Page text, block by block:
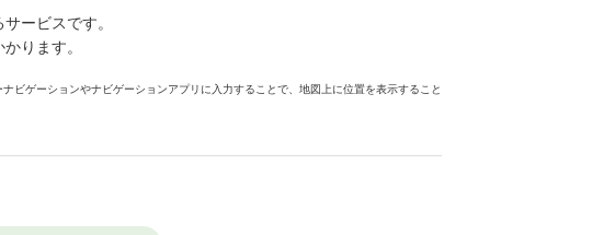
ービスです。
ります。
ゲーションやナビゲーションアプリに入力することで、地図上に位置を表示すること